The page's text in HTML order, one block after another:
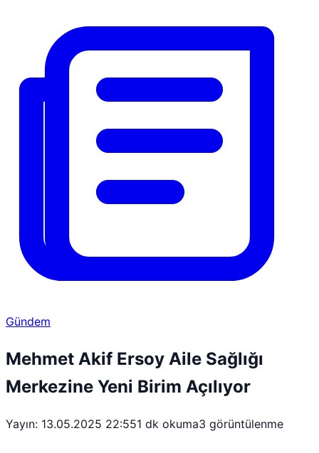
Gündem
Mehmet Akif Ersoy Aile Sağlığı
Merkezine Yeni Birim Açılıyor
Yayın: 13.05.2025 22:551 dk okuma3 görüntülenme